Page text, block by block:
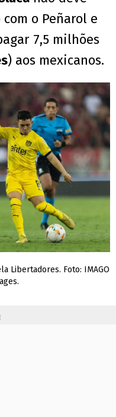
o Peñarol e
7,5 milhões
) aos mexicanos.
Libertadores. Foto: IMAGO